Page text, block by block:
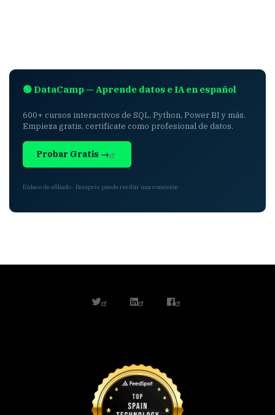
🟢 DataCamp — Aprende datos e IA en español
600+ cursos interactivos de SQL, Python, Power BI y más.
Empieza gratis, certifícate como profesional de datos.
Probar Gratis →
Enlace de afiliado · Dataprix puede recibir una comisión
twitterlinkedinfacebook